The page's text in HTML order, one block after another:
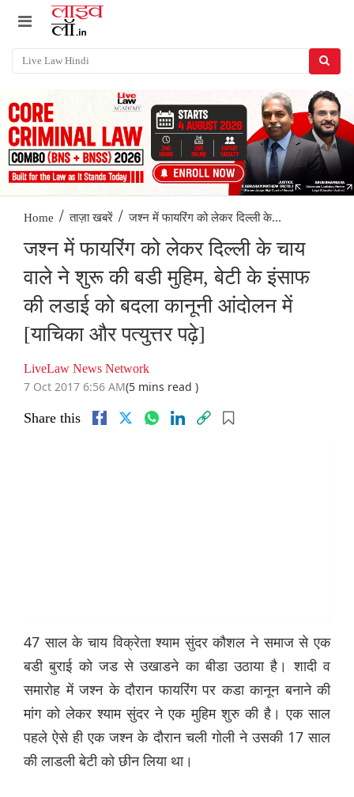
Home / ताज़ा खबरें / जश्न में फायरिंग को लेकर दिल्ली के...
जश्न में फायरिंग को लेकर दिल्ली के चाय
वाले ने शुरू की बडी मुहिम, बेटी के इंसाफ
की लडाई को बदला कानूनी आंदोलन में
[याचिका और पत्युत्तर पढ़े]
LiveLaw News Network
7 Oct 2017 6:56 AM(5 mins read )
Share this
47 साल के चाय विक्रेता श्याम सुंदर कौशल ने समाज से एक
बडी बुराई को जड से उखाडने का बीडा उठाया है। शादी व
समारोह में जश्न के दौरान फायरिंग पर कडा कानून बनाने की
मांग को लेकर श्याम सुंदर ने एक मुहिम शुरु की है। एक साल
पहले ऐसे ही एक जश्न के दौरान चली गोली ने उसकी 17 साल
की लाडली बेटी को छीन लिया था।